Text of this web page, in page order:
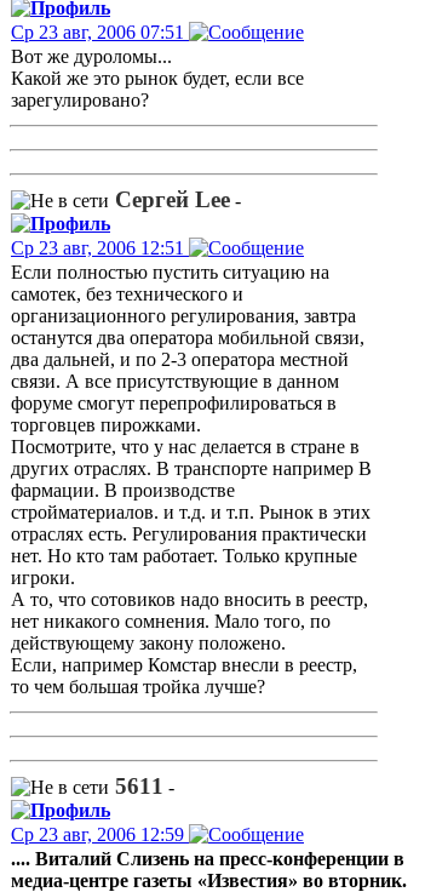
Ср 23 авг, 2006 07:51
Вот же дуроломы...
Какой же это рынок будет, если все
зарегулировано?
Сергей Lee -
Ср 23 авг, 2006 12:51
Если полностью пустить ситуацию на
самотек, без технического и
организационного регулирования, завтра
останутся два оператора мобильной связи,
два дальней, и по 2-3 оператора местной
связи. А все присутствующие в данном
форуме смогут перепрофилироваться в
торговцев пирожками.
Посмотрите, что у нас делается в стране в
других отраслях. В транспорте например В
фармации. В производстве
стройматериалов. и т.д. и т.п. Рынок в этих
отраслях есть. Регулирования практически
нет. Но кто там работает. Только крупные
игроки.
А то, что сотовиков надо вносить в реестр,
нет никакого сомнения. Мало того, по
действующему закону положено.
Если, например Комстар внесли в реестр,
то чем большая тройка лучше?
5611 -
Ср 23 авг, 2006 12:59
.... Виталий Слизень на пресс-конференции в
медиа-центре газеты «Известия» во вторник.